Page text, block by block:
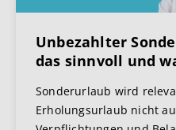
Unbezahlter
das sinnvoll und
Sonderurlaub wird
Erholungsurlaub nicht